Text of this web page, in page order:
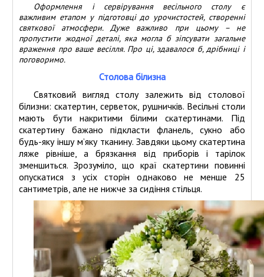
Акции
Конкурсы
Участники дисконтной программы
Оформлення і сервірування весільного столу є
важливим етапом у підготовці до урочистостей, створенні
святкової атмосфери. Дуже важливо при цьому – не
пропустити жодної деталі, яка могла б зіпсувати загальне
враження про ваше весілля. Про ці, здавалося б, дрібниці і
поговоримо.
Столова білизна
Святковий вигляд столу залежить від столової
білизни: скатертин, серветок, рушничків. Весільні столи
мають бути накритими білими скатертинами. Під
скатертину бажано підкласти фланель, сукно або
будь-яку іншу м’яку тканину. Завдяки цьому скатертина
ляже рівніше, а брязкання від приборів і тарілок
зменшиться. Зрозуміло, що краї скатертини повинні
опускатися з усіх сторін однаково не менше 25
сантиметрів, але не нижче за сидіння стільця.